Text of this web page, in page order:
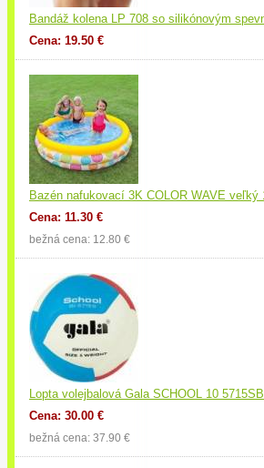
Bandáž kolena LP 708 so silikónovým
Cena: 19.50 €
Bazén nafukovací 3K COLOR WAVE veľký
Cena: 11.30 €
bežná cena: 12.80 €
Lopta volejbalová Gala SCHOOL 10
Cena: 30.00 €
bežná cena: 37.90 €